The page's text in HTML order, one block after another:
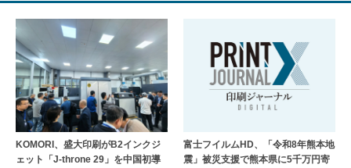
KOMORI、盛大印刷がB2インクジ
ェット「J-throne 29」を中国初導
富士フイルムHD、「令和8年熊本地
震」被災支援で熊本県に5千万円寄